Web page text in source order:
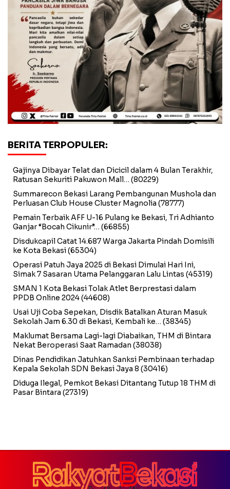
BERITA TERPOPULER:
Gajinya Dibayar Telat dan Dicicil dalam 4 Bulan Terakhir,
Ratusan Sekuriti Pakuwon Mall… (80229)
Summarecon Bekasi Larang Pembangunan Mushola dan
Perluasan Club House Cluster Magnolia (78777)
Pemain Terbaik AFF U-16 Pulang ke Bekasi, Tri Adhianto
Ganjar “Bocah Cikunir”… (66855)
Disdukcapil Catat 14.687 Warga Jakarta Pindah Domisili
ke Kota Bekasi(65304)
Operasi Patuh Jaya 2025 di Bekasi Dimulai Hari Ini,
Simak 7 Sasaran Utama Pelanggaran Lalu Lintas (45319)
SMAN 1 Kota Bekasi Tolak Atlet Berprestasi dalam
PPDB Online 2024(44608)
Usai Uji Coba Sepekan, Disdik Batalkan Aturan Masuk
Sekolah Jam 6.30 di Bekasi, Kembali ke… (38345)
Maklumat Bersama Lagi-lagi Diabaikan, THM di Bintara
Nekat Beroperasi Saat Ramadan (38038)
Dinas Pendidikan Jatuhkan Sanksi Pembinaan terhadap
Kepala Sekolah SDN Bekasi Jaya 8 (30416)
Diduga Ilegal, Pemkot Bekasi Ditantang Tutup 18 THM di
Pasar Bintara (27319)